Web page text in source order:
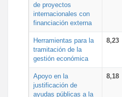
de proyectos
internacionales con
financiación externa
Herramientas para la
tramitación de la
gestión económica
8,23
Apoyo en la
justificación de
ayudas públicas a la
8,18